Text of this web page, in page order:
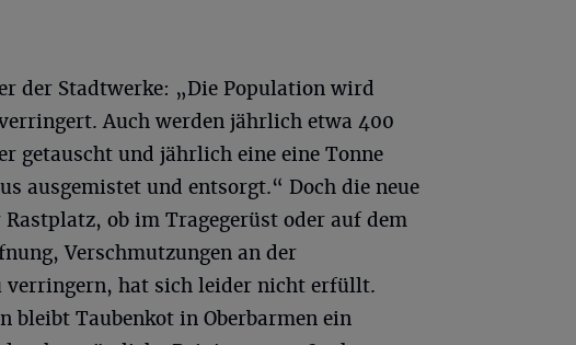
der Stadtwerke: „Die Population wird
Auch werden jährlich etwa 400
getauscht und jährlich eine eine Tonne
ausgemistet und entsorgt.“ Doch die neue
ob im Tragegerüst oder auf dem
Verschmutzungen an der
verringern, hat sich leider nicht erfüllt.
bleibt Taubenkot in Oberbarmen ein